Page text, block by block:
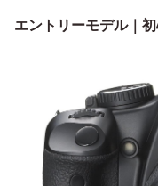
エントリーモデル｜